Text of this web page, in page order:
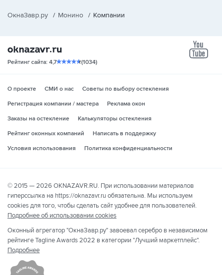
ОкнаЗавр.ру / Монино / Компании
Рейтинг сайта: 4,7 (1034)
О проекте СМИ о нас
Советы по выбору остекления
Регистрация компании / мастера
Реклама окон
Заказы на остекление
Калькуляторы остекления
Рейтинг оконных компаний
Написать в поддержку
Условия использования
Политика конфиденциальности
© 2015 — 2026 OKNAZAVR.RU. При использовании материалов
гиперссылка на https://oknazavr.ru обязательна. Мы используем
cookies для того, чтобы сделать сайт удобнее для пользователей.
Подробнее об использовании cookies
Оконный агрегатор "ОкнаЗавр.ру" завоевал серебро в независимом
рейтинге Tagline Awards 2022 в категории "Лучший маркетплейс".
Подробнее